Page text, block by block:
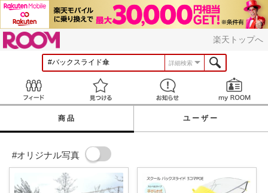
楽天トップへ
詳細検索
見つける お知らせ
商品 ユーザー
#オリジナル写真